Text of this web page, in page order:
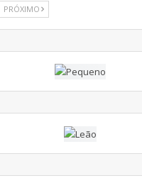
PRÓXIMO